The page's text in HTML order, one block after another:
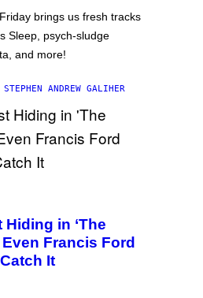
brings us fresh tracks
Sleep, psych-sludge
and more!
STEPHEN ANDREW GALIHER
Hiding in ‘The
Francis Ford
It